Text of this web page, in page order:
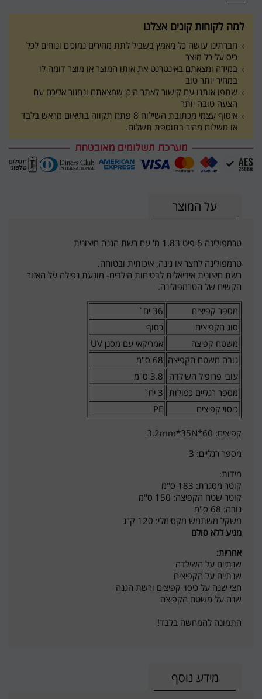
למה לקוחות קונים אצלנו
חברתינו עושה כל מאמץ בשביל לתת מחירים נמוכים ונוחים לכל
כיס על כל מוצר
במידה ומצאתם באינטרנט את אותו המוצר או מוצר דומה לו
במחיר יותר טוב
שתפו אותנו עם קישור לאתר היכן שמצאתם ונחזור אליכם עם
הצעה טובה יותר
איסוף עצמי מכתובת השילוח 8 פתח תקווה בתיאום מראש בלבד
או משלוח מהיר בתוספת תשלום.
על המוצר
טרמפולינה 6 פיט 1.83 מ' עם רשת הגנה חיצונית
טרמפולינה לחצר או גינה, איכותית ובטוחה.
רשת חיצונית אידיאלית לבטיחות הילדים- מונעת נפילה על האזור
הקשיח של הטרמפולינה.
מספר קפיצים
36 יח`
סוג הקפיצים
כסוף
משטח קפיצה
אמריקאי עם מסנן UV
גובה משטח הקפיצה 68 ס"מ
עובי פרופיל השילדה 3.8 ס"מ
מספר רגליים כפולות 3 יח`
כיסוי קפיצים
PE
קפיצים: 60*3.2mm*35N
מספר רגליים: 3
מידות:
קוטר מסגרת: 183 ס"מ
קוטר שטח הקפיצה: 150 ס"מ
גובה: 68 ס"מ
משקל משתמש מקסימלי: 120 ק"ג
מגיע ללא סולם
אחריות:
שנתיים על השילדה
שנתיים על הקפיצים
חצי שנה על כיסוי קפיצים ורשת הגנה
שנה על משטח הקפיצה
התמונה להמחשה בלבד!
מידע נוסף